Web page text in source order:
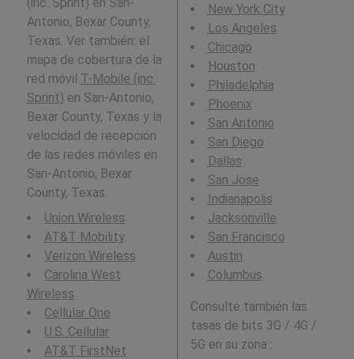
Antonio, Bexar County,
Texas. Ver también: el
mapa de cobertura de la
red móvil T-Mobile (inc.
Sprint) en San-Antonio,
Bexar County, Texas y la
velocidad de recepción
de las redes móviles en
San-Antonio, Bexar
County, Texas.
Union Wireless
AT&T Mobility
Verizon Wireless
Carolina West
Wireless
Cellular One
U.S. Cellular
AT&T FirstNet
New York City
Los Angeles
Chicago
Houston
Philadelphia
Phoenix
San Antonio
San Diego
Dallas
San Jose
Indianapolis
Jacksonville
San Francisco
Austin
Columbus
Consulte también las
tasas de bits 3G / 4G /
5G en su zona :